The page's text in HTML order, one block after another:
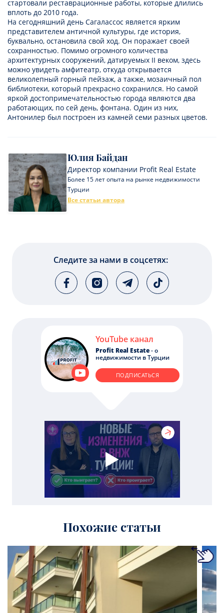
стартовали реставрационные работы, которые длились
вплоть до 2010 года.
На сегодняшний день Сагалассос является ярким
представителем античной культуры, где история,
буквально, остановила свой ход. Он поражает своей
сохранностью. Помимо огромного количества
архитектурных сооружений, датируемых II веком, здесь
можно увидеть амфитеатр, откуда открывается
великолепный горный пейзаж, а также, мозаичный пол
библиотеки, который прекрасно сохранился. Но самой
яркой достопримечательностью города являются два
работающих, по сей день, фонтана. Один из них,
Антонилер был построен из камней семи разных цветов.
Юлия Байдан
Директор компании Profit Real Estate
Более 15 лет опыта на рынке недвижимости
Турции
Все статьи автора
Следите за нами в соцсетях:
YouTube канал
Profit Real Estate- о
недвижимости в Турции
ПОДПИСАТЬСЯ
Похожие статьи